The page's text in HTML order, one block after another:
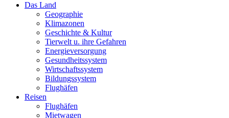
Das Land
Geographie
Klimazonen
Geschichte & Kultur
Tierwelt u. ihre Gefahren
Energieversorgung
Gesundheitssystem
Wirtschaftssystem
Bildungssystem
Flughäfen
Reisen
Flughäfen
Mietwagen